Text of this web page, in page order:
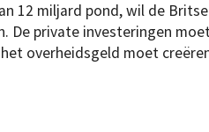
12 miljard pond, wil de
De private investeringen
overheidsgeld moet